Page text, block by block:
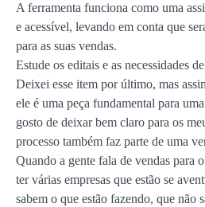
A ferramenta funciona como uma
e acessível, levando em conta que
para as suas vendas.
Estude os editais e as necessidades
Deixei esse item por último, mas
ele é uma peça fundamental para
gosto de deixar bem claro para os
processo também faz parte de uma
Quando a gente fala de vendas para
ter várias empresas que estão se
sabem o que estão fazendo, que não